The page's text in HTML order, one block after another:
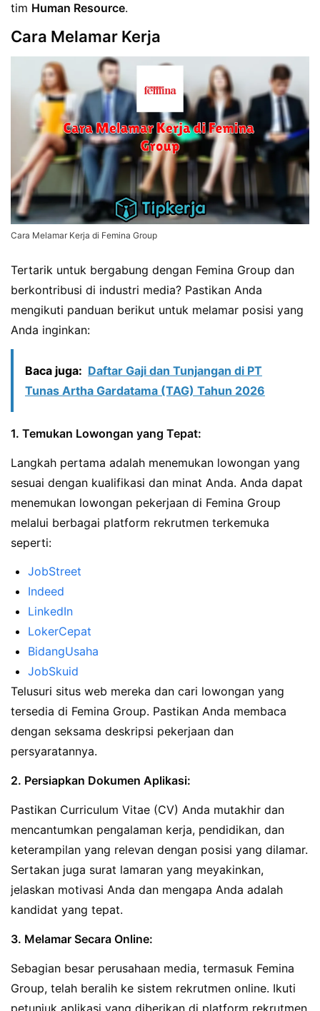
tim Human Resource.
Cara Melamar Kerja
Cara Melamar Kerja di Femina Group
Tertarik untuk bergabung dengan Femina Group dan
berkontribusi di industri media? Pastikan Anda
mengikuti panduan berikut untuk melamar posisi yang
Anda inginkan:
Baca juga: Daftar Gaji dan Tunjangan di PT
Tunas Artha Gardatama (TAG) Tahun 2026
1. Temukan Lowongan yang Tepat:
Langkah pertama adalah menemukan lowongan yang
sesuai dengan kualifikasi dan minat Anda. Anda dapat
menemukan lowongan pekerjaan di Femina Group
melalui berbagai platform rekrutmen terkemuka
seperti:
JobStreet
Indeed
LinkedIn
LokerCepat
BidangUsaha
JobSkuid
Telusuri situs web mereka dan cari lowongan yang
tersedia di Femina Group. Pastikan Anda membaca
dengan seksama deskripsi pekerjaan dan
persyaratannya.
2. Persiapkan Dokumen Aplikasi:
Pastikan Curriculum Vitae (CV) Anda mutakhir dan
mencantumkan pengalaman kerja, pendidikan, dan
keterampilan yang relevan dengan posisi yang dilamar.
Sertakan juga surat lamaran yang meyakinkan,
jelaskan motivasi Anda dan mengapa Anda adalah
kandidat yang tepat.
3. Melamar Secara Online:
Sebagian besar perusahaan media, termasuk Femina
Group, telah beralih ke sistem rekrutmen online. Ikuti
petunjuk aplikasi yang diberikan di platform rekrutmen